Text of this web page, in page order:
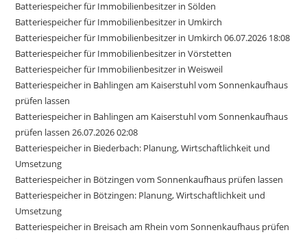
Batteriespeicher für Immobilienbesitzer in Sölden
Batteriespeicher für Immobilienbesitzer in Umkirch
Batteriespeicher für Immobilienbesitzer in Umkirch 06.07.2026 18:08
Batteriespeicher für Immobilienbesitzer in Vörstetten
Batteriespeicher für Immobilienbesitzer in Weisweil
Batteriespeicher in Bahlingen am Kaiserstuhl vom Sonnenkaufhaus
prüfen lassen
Batteriespeicher in Bahlingen am Kaiserstuhl vom Sonnenkaufhaus
prüfen lassen 26.07.2026 02:08
Batteriespeicher in Biederbach: Planung, Wirtschaftlichkeit und
Umsetzung
Batteriespeicher in Bötzingen vom Sonnenkaufhaus prüfen lassen
Batteriespeicher in Bötzingen: Planung, Wirtschaftlichkeit und
Umsetzung
Batteriespeicher in Breisach am Rhein vom Sonnenkaufhaus prüfen